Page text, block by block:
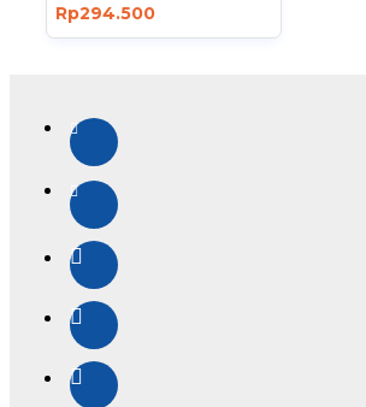
Rp294.500